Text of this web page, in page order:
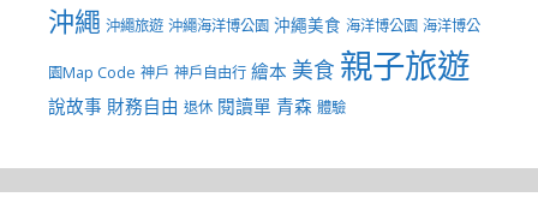
沖繩 沖繩旅遊 沖繩海洋博公園 沖繩美食 海洋博公園 海洋博公
園Map Code 神戶 神戶自由行 繪本 美食 親子旅遊
說故事 財務自由 退休 閱讀單 青森 體驗